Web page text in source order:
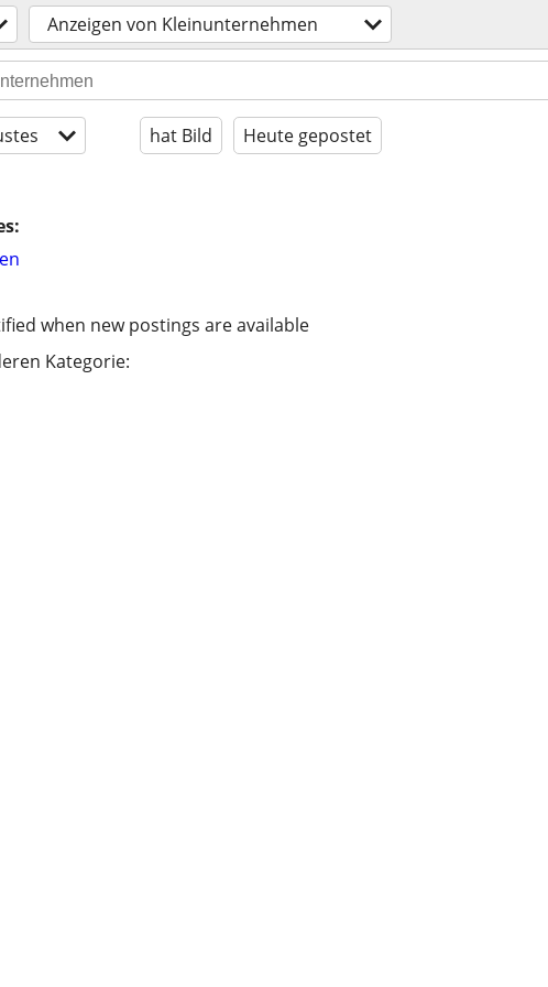
Anzeigen von Kleinunternehmen
hat Bild Heute gepostet
when new postings are available
Kategorie: